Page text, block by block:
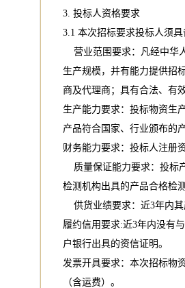
3. 投标人资格要求
3.1 本次招标要求投标人须
营业范围要求：凡经中华
生产规模，并有能力提供招
商及代理商；具有合法、有
生产能力要求：投标物资生
产品符合国家、行业颁布的
财务能力要求：投标人注册
质量保证能力要求：投标
检测机构出具的产品合格检
供货业绩要求：近3年内其
履约信用要求:近3年内没有
户银行出具的资信证明。
发票开具要求：本次招标物
（含运费）。